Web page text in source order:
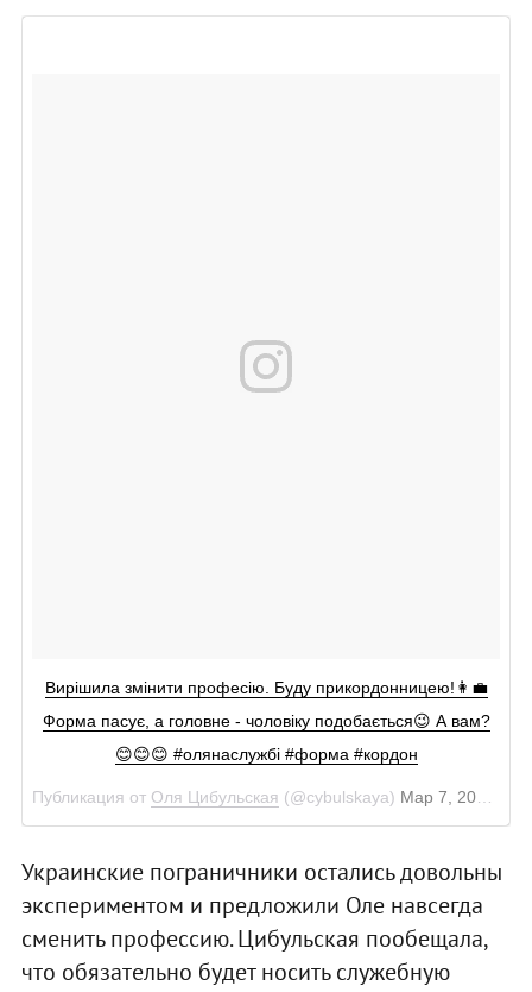
Вирішила змінити професію. Буду прикордонницею!👩‍💼
Форма пасує, а головне - чоловіку подобається😉 А вам?
😊😊😊 #олянаслужбі #форма #кордон
Публикация от Оля Цибульская (@cybulskaya) Мар 7, 2018 в 4:21 PST
Украинские пограничники остались довольны
экспериментом и предложили Оле навсегда
сменить профессию. Цибульская пообещала,
что обязательно будет носить служебную